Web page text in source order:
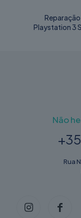
Reparação
Playstation 3
Não
Rua